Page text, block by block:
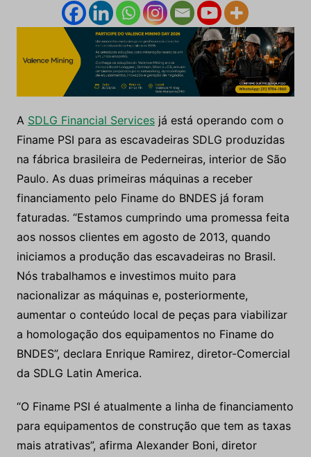
A SDLG Financial Servicesjá está operando com o
Finame PSI para as escavadeiras SDLG produzidas
na fábrica brasileira de Pederneiras, interior de São
Paulo. As duas primeiras máquinas a receber
financiamento pelo Finame do BNDES já foram
faturadas. “Estamos cumprindo uma promessa feita
aos nossos clientes em agosto de 2013, quando
iniciamos a produção das escavadeiras no Brasil.
Nós trabalhamos e investimos muito para
nacionalizar as máquinas e, posteriormente,
aumentar o conteúdo local de peças para viabilizar
a homologação dos equipamentos no Finame do
BNDES”, declara Enrique Ramirez, diretor-Comercial
da SDLG Latin America.
“O Finame PSI é atualmente a linha de financiamento
para equipamentos de construção que tem as taxas
mais atrativas”, afirma Alexander Boni, diretor